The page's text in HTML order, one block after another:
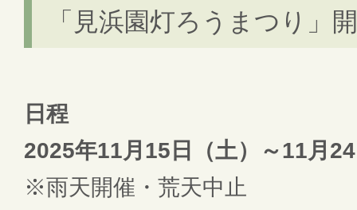
「見浜園灯ろうまつり」
日程
2025年11月15日（土）～11月
※雨天開催・荒天中止